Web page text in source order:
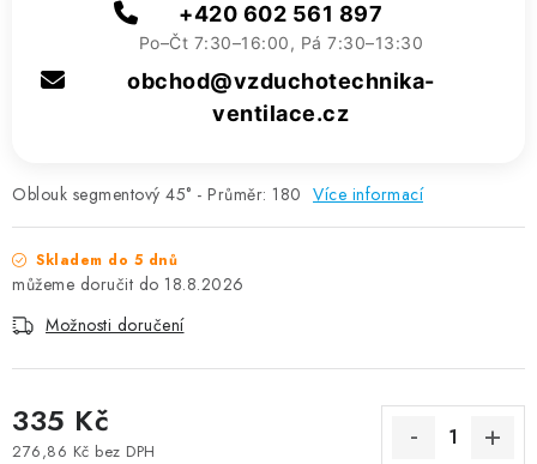
Oblouk segmentový 45° - Průměr: 180 Více informací
Skladem do 5 dnů
18.8.2026
Možnosti doručení
335 Kč
276,86 Kč bez DPH
+420 602 561 897
Po–Čt 7:30–16:00, Pá 7:30–13:30
obchod@vzduchotechnika-
ventilace.cz